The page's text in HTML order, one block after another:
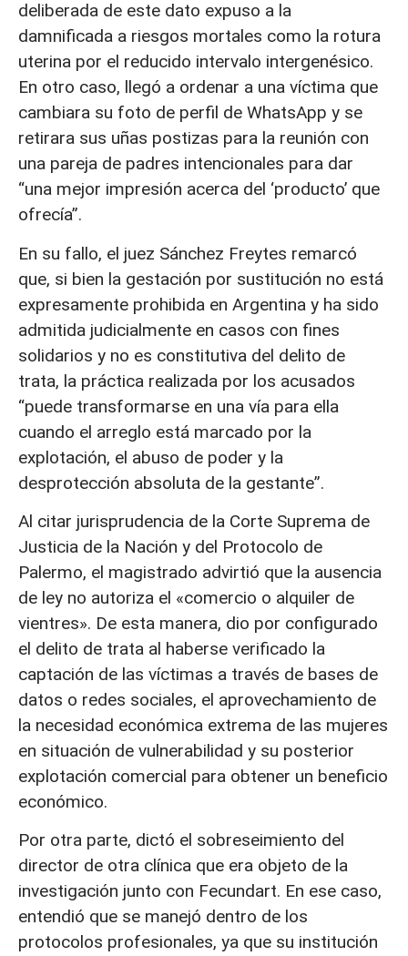
deliberada de este dato expuso a la
damnificada a riesgos mortales como la rotura
uterina por el reducido intervalo intergenésico.
En otro caso, llegó a ordenar a una víctima que
cambiara su foto de perfil de WhatsApp y se
retirara sus uñas postizas para la reunión con
una pareja de padres intencionales para dar
“una mejor impresión acerca del ‘producto’ que
ofrecía”.
En su fallo, el juez Sánchez Freytes remarcó
que, si bien la gestación por sustitución no está
expresamente prohibida en Argentina y ha sido
admitida judicialmente en casos con fines
solidarios y no es constitutiva del delito de
trata, la práctica realizada por los acusados
“puede transformarse en una vía para ella
cuando el arreglo está marcado por la
explotación, el abuso de poder y la
desprotección absoluta de la gestante”.
Al citar jurisprudencia de la Corte Suprema de
Justicia de la Nación y del Protocolo de
Palermo, el magistrado advirtió que la ausencia
de ley no autoriza el «comercio o alquiler de
vientres». De esta manera, dio por configurado
el delito de trata al haberse verificado la
captación de las víctimas a través de bases de
datos o redes sociales, el aprovechamiento de
la necesidad económica extrema de las mujeres
en situación de vulnerabilidad y su posterior
explotación comercial para obtener un beneficio
económico.
Por otra parte, dictó el sobreseimiento del
director de otra clínica que era objeto de la
investigación junto con Fecundart. En ese caso,
entendió que se manejó dentro de los
protocolos profesionales, ya que su institución